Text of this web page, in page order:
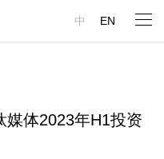
中 EN
媒体2023年H1投资